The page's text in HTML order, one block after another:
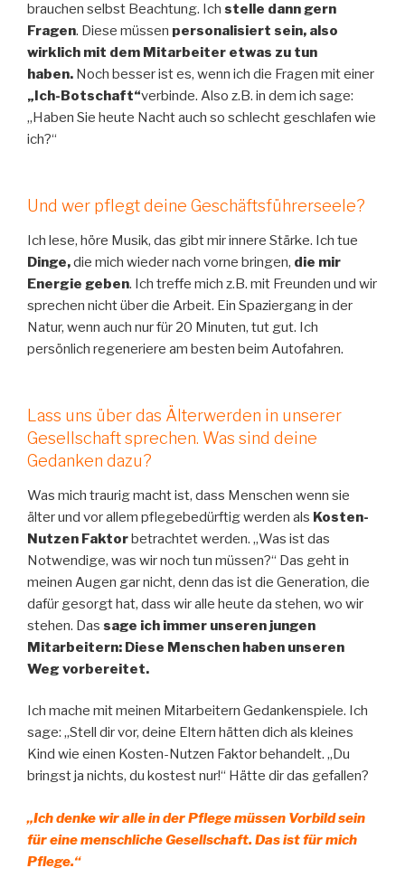
brauchen selbst Beachtung. Ich stelle dann gern
Fragen. Diese müssen personalisiert sein, also
wirklich mit dem Mitarbeiter etwas zu tun
haben. Noch besser ist es, wenn ich die Fragen mit einer
„Ich-Botschaft“verbinde. Also z.B. in dem ich sage:
„Haben Sie heute Nacht auch so schlecht geschlafen wie
ich?“
Und wer pflegt deine Geschäftsführerseele?
Ich lese, höre Musik, das gibt mir innere Stärke. Ich tue
Dinge,die mich wieder nach vorne bringen, die mir
Energie geben. Ich treffe mich z.B. mit Freunden und wir
sprechen nicht über die Arbeit. Ein Spaziergang in der
Natur, wenn auch nur für 20 Minuten, tut gut. Ich
persönlich regeneriere am besten beim Autofahren.
Lass uns über das Älterwerden in unserer
Gesellschaft sprechen. Was sind deine
Gedanken dazu?
Was mich traurig macht ist, dass Menschen wenn sie
älter und vor allem pflegebedürftig werden als Kosten-
Nutzen Faktorbetrachtet werden. „Was ist das
Notwendige, was wir noch tun müssen?“ Das geht in
meinen Augen gar nicht, denn das ist die Generation, die
dafür gesorgt hat, dass wir alle heute da stehen, wo wir
stehen. Das sage ich immer unseren jungen
Mitarbeitern: Diese Menschen haben unseren
Weg vorbereitet.
Ich mache mit meinen Mitarbeitern Gedankenspiele. Ich
sage: „Stell dir vor, deine Eltern hätten dich als kleines
Kind wie einen Kosten-Nutzen Faktor behandelt. „Du
bringst ja nichts, du kostest nur!“ Hätte dir das gefallen?
„Ich denke wir alle in der Pflege müssen Vorbild sein
für eine menschliche Gesellschaft. Das ist für mich
Pflege.“